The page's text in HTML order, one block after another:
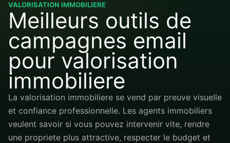
VALORISATION IMMOBILIERE
Meilleurs outils de
campagnes email
pour valorisation
immobiliere
La valorisation immobiliere se vend par preuve visuelle
et confiance professionnelle. Les agents immobiliers
veulent savoir si vous pouvez intervenir vite, rendre
une propriete plus attractive, respecter le budget et